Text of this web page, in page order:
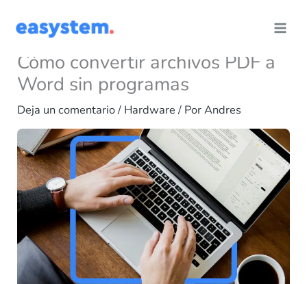
Cómo convertir archivos PDF a
Word sin programas
Deja un comentario/ Hardware / PorAndres